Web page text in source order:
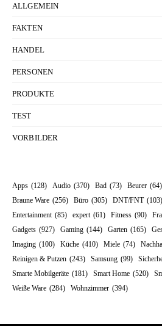
ALLGEMEIN
FAKTEN
HANDEL
PERSONEN
PRODUKTE
TEST
VORBILDER
Apps (128) Audio (370) Bad (73) Beurer (64)
Braune Ware (256) Büro (305) DNT/FNT (103)
Entertainment (85) expert (61) Fitness (90)
Gadgets (927) Gaming (144) Garten (165)
Imaging (100) Küche (410) Miele (74)
Reinigen & Putzen (243) Samsung (99)
Smarte Mobilgeräte (181) Smart Home (520)
Weiße Ware (284) Wohnzimmer (394)